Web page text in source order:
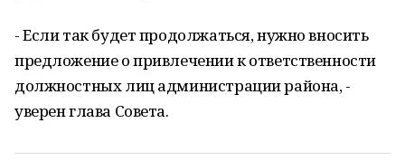
- Если так будет продолжаться, нужно вносить
предложение о привлечении к ответственности
должностных лиц администрации района, -
уверен глава Совета.